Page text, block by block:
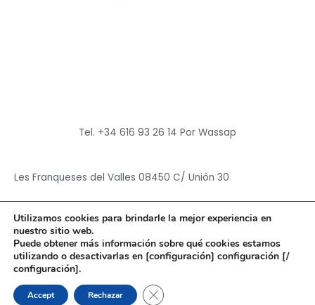
Tel. +34 616 93 26 14 Por Wassap
Les Franqueses del Valles 08450 C/ Unión 30
Copyright © 2026Hun Yuan Chen
Powered byHun Yuan Chen
Utilizamos cookies para brindarle la mejor experiencia en
nuestro sitio web.
Puede obtener más información sobre qué cookies estamos
utilizando o desactivarlas en [configuración] configuración [/
configuración].
Accept Rechazar CERRAR EL BANNER DE